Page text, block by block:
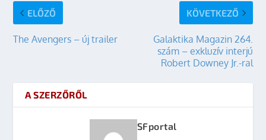
ELŐZŐ
The Avengers – új trailer
KÖVETKEZŐ
Galaktika Magazin 264.
szám – exkluzív interjú
Robert Downey Jr.-ral
A SZERZŐRŐL
SFportal